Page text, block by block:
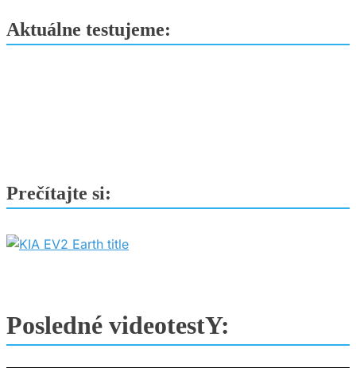
ale
zánovné
Aktuálne testujeme:
Prečítajte si:
Posledné videotestY: